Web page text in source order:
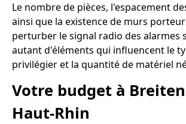
Le nombre de pièces, l'espacement
ainsi que la existence de murs
perturber le signal radio des alarmes
autant d'éléments qui influencent le
privilégier et la quantité de matériel
Votre budget à
Haut-Rhin